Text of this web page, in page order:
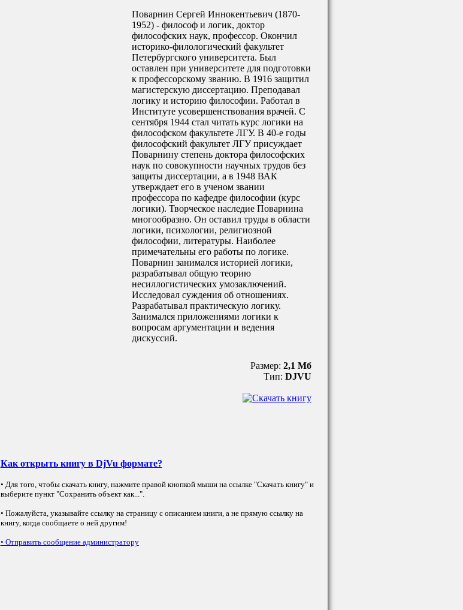
Поварнин Сергей Иннокентьевич (1870-
1952) - философ и логик, доктор
философских наук, профессор. Окончил
историко-филологический факультет
Петербургского университета. Был
оставлен при университете для подготовки
к профессорскому званию. В 1916 защитил
магистерскую диссертацию. Преподавал
логику и историю философии. Работал в
Институте усовершенствования врачей. С
сентября 1944 стал читать курс логики на
философском факультете ЛГУ. В 40-е годы
философский факультет ЛГУ присуждает
Поварнину степень доктора философских
наук по совокупности научных трудов без
защиты диссертации, а в 1948 ВАК
утверждает его в ученом звании
профессора по кафедре философии (курс
логики). Творческое наследие Поварнина
многообразно. Он оставил труды в области
логики, психологии, религиозной
философии, литературы. Наиболее
примечательны его работы по логике.
Поварнин занимался историей логики,
разрабатывал общую теорию
несиллогистических умозаключений.
Исследовал суждения об отношениях.
Разрабатывал практическую логику.
Занимался приложениями логики к
вопросам аргументации и ведения
дискуссий.
Размер: 2,1 Мб
Тип: DJVU
Как открыть книгу в DjVu формате?
• Для того, чтобы скачать книгу, нажмите правой кнопкой мыши на ссылке "Скачать книгу" и
выберите пункт "Сохранить объект как...".
• Пожалуйста, указывайте ссылку на страницу с описанием книги, а не прямую ссылку на
книгу, когда сообщаете о ней другим!
• Отправить сообщение администратору